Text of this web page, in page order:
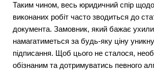
Таким чином, весь юридичний спір
виконаних робіт часто зводиться до
документа. Замовник, який бажає
намагатиметься за будь-яку ціну
підписання. Щоб цього не сталося,
обізнаним та дотримуватись певного